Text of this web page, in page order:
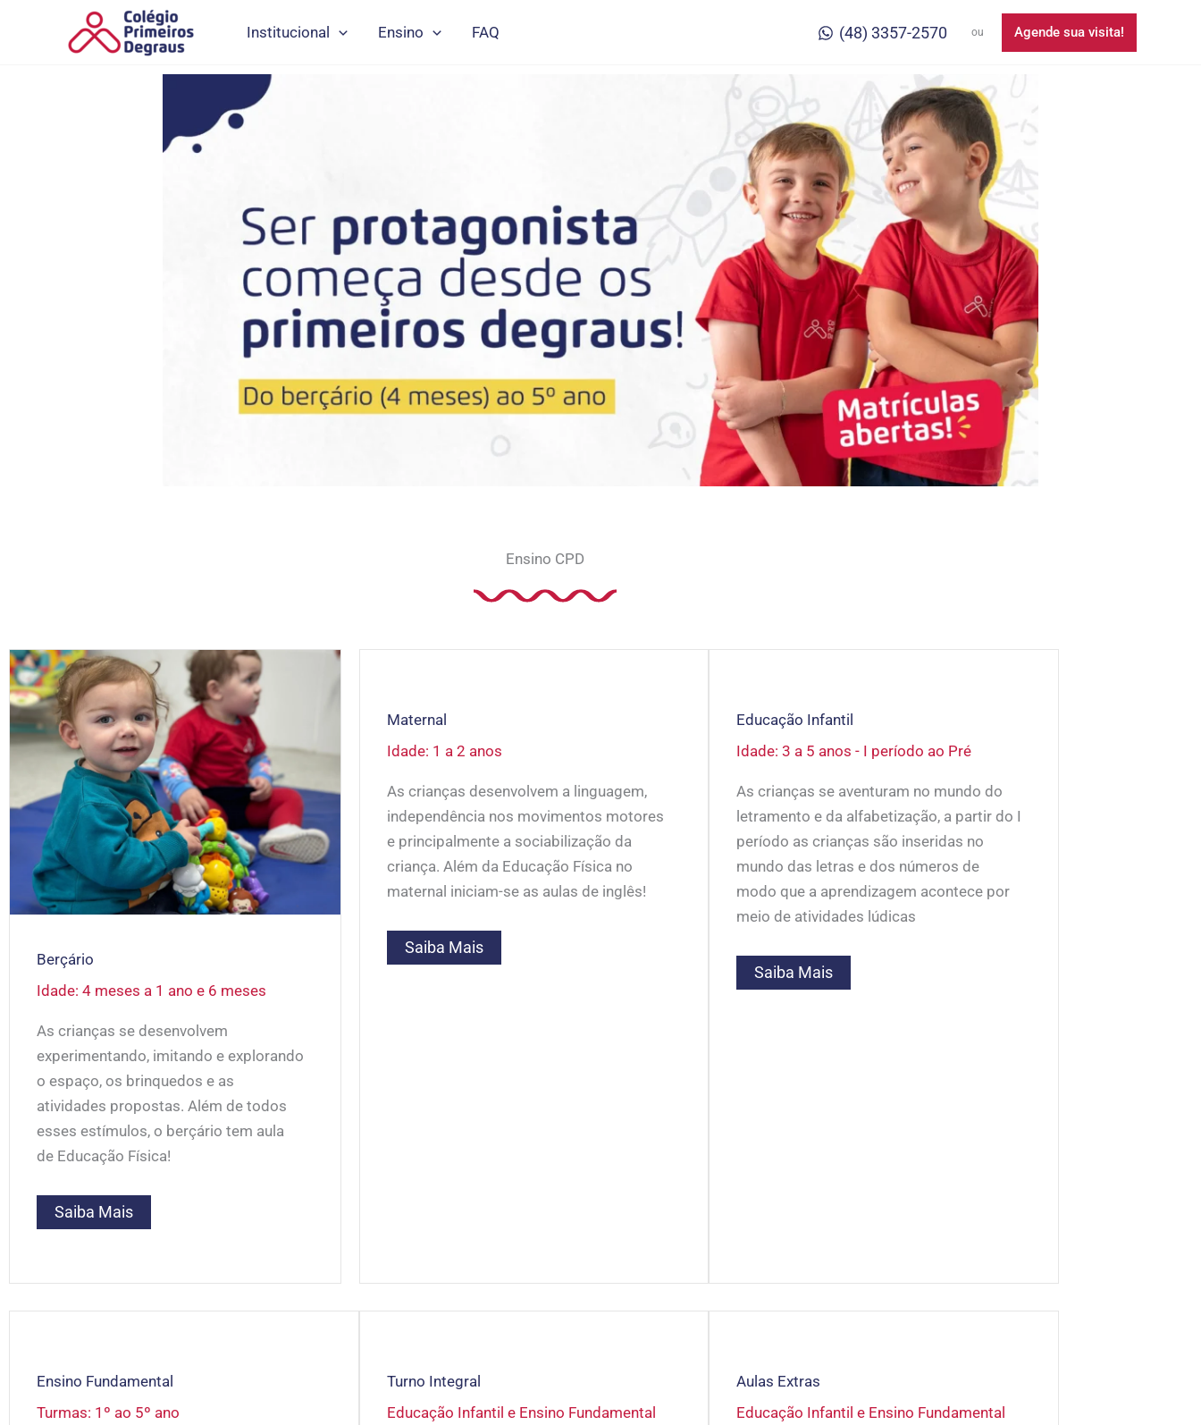
Institucional Ensino FAQ (48) 3357-2570 ou Agende sua visita!
Ensino CPD
Berçário
Idade: 4 meses a 1 ano e 6 meses
As crianças se desenvolvem
experimentando, imitando e explorando
o espaço, os brinquedos e as
atividades propostas. Além de todos
esses estímulos, o berçário tem aula
de Educação Física!
Saiba Mais
Maternal
Idade: 1 a 2 anos
As crianças desenvolvem a linguagem,
independência nos movimentos motores
e principalmente a sociabilização da
criança. Além da Educação Física no
maternal iniciam-se as aulas de inglês!
Saiba Mais
Educação Infantil
Idade: 3 a 5 anos - I período ao Pré
As crianças se aventuram no mundo do
letramento e da alfabetização, a partir do I
período as crianças são inseridas no
mundo das letras e dos números de
modo que a aprendizagem acontece por
meio de atividades lúdicas
Saiba Mais
Ensino Fundamental
Turmas: 1º ao 5º ano
Turno Integral
Educação Infantil e Ensino Fundamental
Aulas Extras
Educação Infantil e Ensino Fundamental